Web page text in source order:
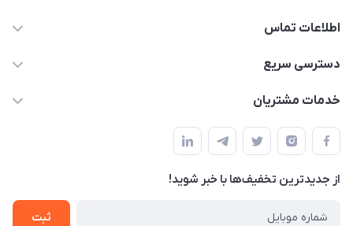
اطلاعات تماس
05191001370
دسترسی سریع
حساب کاربری
لیست محصولات
درباره ما
خدمات مشتریان
پیگیری سفارش
قوانین و مقرارت
حریم خصوصی
راهنما
از جدید‌ترین تخفیف‌ها با‌ خبر شوید!
ثبت